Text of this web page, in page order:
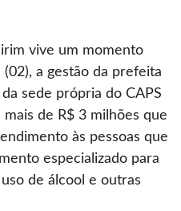
vive um momento
a gestão da prefeita
sede própria do CAPS
de R$ 3 milhões que
às pessoas que
especializado para
de álcool e outras